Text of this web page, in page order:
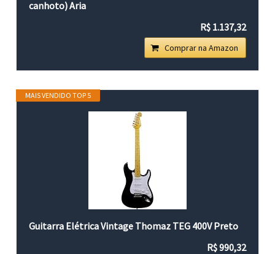
canhoto) Aria
R$ 1.137,32
Comprar na Amazon
MAIS VENDIDO TOP 5
Guitarra Elétrica Vintage Thomaz TEG 400V Preto
R$ 990,32